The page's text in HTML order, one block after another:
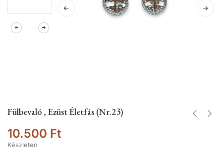
Fülbevaló , Ezüst Életfás (Nr.23)
10.500 Ft
Készleten